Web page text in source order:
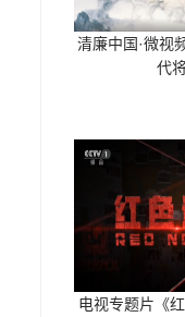
清廉中国·微视
代
电视专题片《